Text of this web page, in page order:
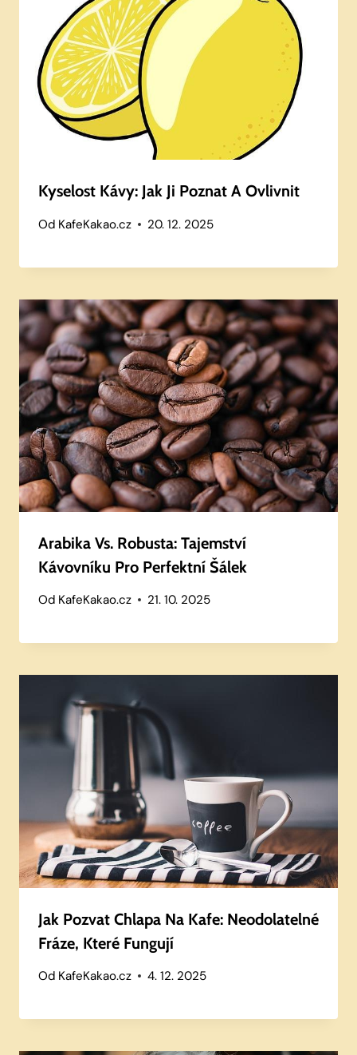
Kyselost Kávy: Jak Ji Poznat A Ovlivnit
Od KafeKakao.cz 20. 12. 2025
Arabika Vs. Robusta: Tajemství
Kávovníku Pro Perfektní Šálek
Od KafeKakao.cz 21. 10. 2025
Jak Pozvat Chlapa Na Kafe: Neodolatelné
Fráze, Které Fungují
Od KafeKakao.cz 4. 12. 2025